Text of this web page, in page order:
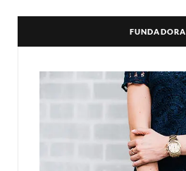
FUNDADORA